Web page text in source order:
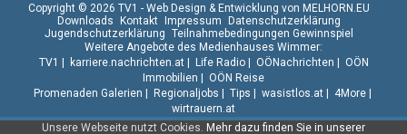
Unsere Webseite nutzt Cookies. Mehr dazu finden Sie in unserer
Copyright © 2026 TV1 - Web Design & Entwicklung von MELHORN.EU
Downloads Kontakt Impressum Datenschutzerklärung
Jugendschutzerklärung Teilnahmebedingungen Gewinnspiel
Weitere Angebote des Medienhauses Wimmer:
TV1 | karriere.nachrichten.at| Life Radio| OÖNachrichten | OÖN
Immobilien | OÖN Reise
Promenaden Galerien | Regionaljobs | Tips | wasistlos.at| 4More|
wirtrauern.at